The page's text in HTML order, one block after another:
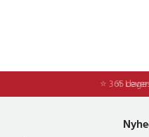
⭐
⭐ 365